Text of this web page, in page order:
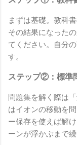
まずは基礎。教科
その結果になった
てください。自分
す。
ステップ②：標準
問題集を解く際は
はイオンの移動を
ー保存を使えば解
ーンが浮かぶまで繰